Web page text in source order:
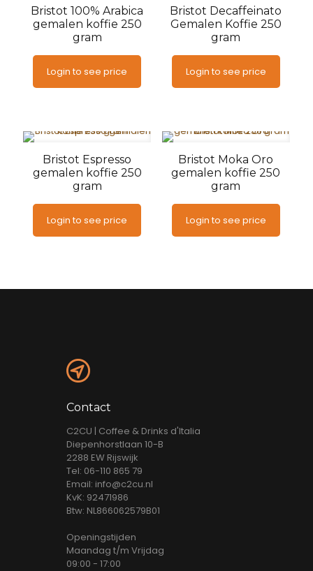
Bristot 100% Arabica
gemalen koffie 250
gram
Login to see price
Bristot Decaffeinato
Gemalen Koffie 250
gram
Login to see price
Bristot Espresso
gemalen koffie 250
gram
Login to see price
Bristot Moka Oro
gemalen koffie 250
gram
Login to see price
Contact
C2CU | Coffee & Drinks d'Italia
Diepenhorstlaan 10-B
2288 EW Rijswijk
Tel: 06-110 865 79
Email: info@c2cu.nl
KvK: 92471986
Btw: NL866062579B01
Openingstijden
Maandag t/m Vrijdag
09:00 - 17:00